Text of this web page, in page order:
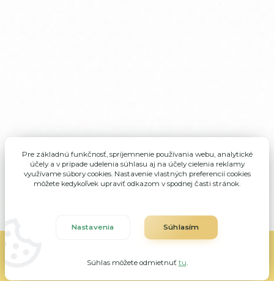
Eshop-rychlo.sk
Pre základnú funkčnosť, spríjemnenie používania webu, analytické
účely a v prípade udelenia súhlasu aj na účely cielenia reklamy
využívame súbory cookies. Nastavenie vlastných preferencií cookies
môžete kedykoľvek upraviť odkazom v spodnej časti stránok.
Nastavenia Súhlasím
Súhlas môžete odmietnuť tu.